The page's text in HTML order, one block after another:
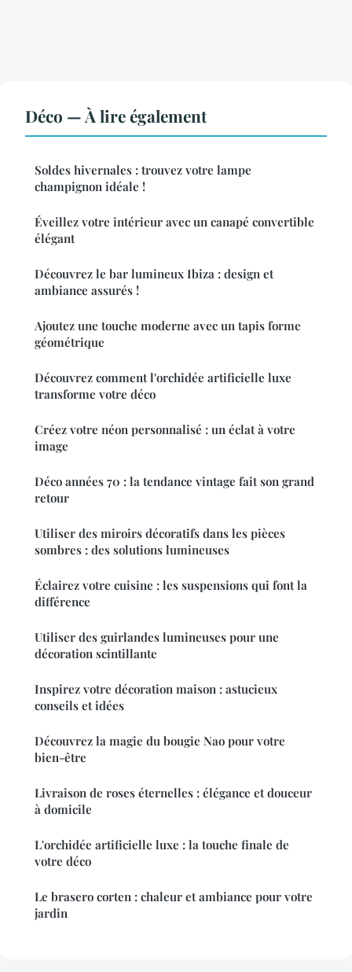
Déco — À lire également
Soldes hivernales : trouvez votre lampe
champignon idéale !
Éveillez votre intérieur avec un canapé convertible
élégant
Découvrez le bar lumineux Ibiza : design et
ambiance assurés !
Ajoutez une touche moderne avec un tapis forme
géométrique
Découvrez comment l'orchidée artificielle luxe
transforme votre déco
Créez votre néon personnalisé : un éclat à votre
image
Déco années 70 : la tendance vintage fait son grand
retour
Utiliser des miroirs décoratifs dans les pièces
sombres : des solutions lumineuses
Éclairez votre cuisine : les suspensions qui font la
différence
Utiliser des guirlandes lumineuses pour une
décoration scintillante
Inspirez votre décoration maison : astucieux
conseils et idées
Découvrez la magie du bougie Nao pour votre
bien-être
Livraison de roses éternelles : élégance et douceur
à domicile
L'orchidée artificielle luxe : la touche finale de
votre déco
Le brasero corten : chaleur et ambiance pour votre
jardin